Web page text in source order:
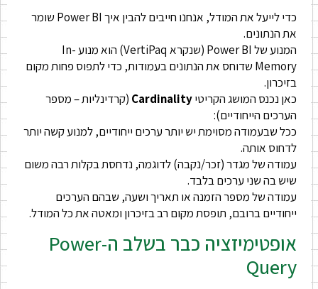
כדי לייעל את המודל, אנחנו חייבים להבין איך Power BI שומר
את הנתונים.
המנוע של Power BI (שנקרא VertiPaq) הוא מנוע In-
Memory שדוחס את הנתונים בעמודות, כדי לתפוס פחות מקום
בזיכרון.
כאן נכנס המושג הקריטיCardinality (קרדינליות – מספר
הערכים הייחודיים):
ככל שבעמודה מסוימת יש יותר ערכים ייחודיים, למנוע קשה יותר
לדחוס אותה.
עמודה של מגדר (זכר/נקבה) לדוגמה, נדחסת בקלות רבה משום
שיש בה שני ערכים בלבד.
עמודה של מספר הזמנה או תאריך ושעה, שבהם הערכים
ייחודיים ברובם, תופסת מקום רב בזיכרון ומאטה את כל המודל.
אופטימיזציה כבר בשלב ה-Power
Query